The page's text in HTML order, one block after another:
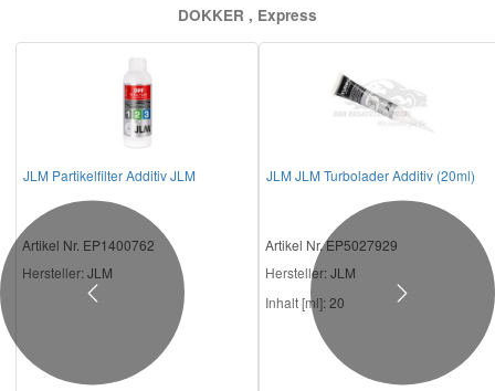
DOKKER , Express
JLM Partikelfilter Additiv JLM
Artikel Nr. EP1400762
Hersteller: JLM
JLM JLM Turbolader Additiv (20ml)
Artikel Nr. EP5027929
Hersteller: JLM
Inhalt [ml]: 20
Previous Next